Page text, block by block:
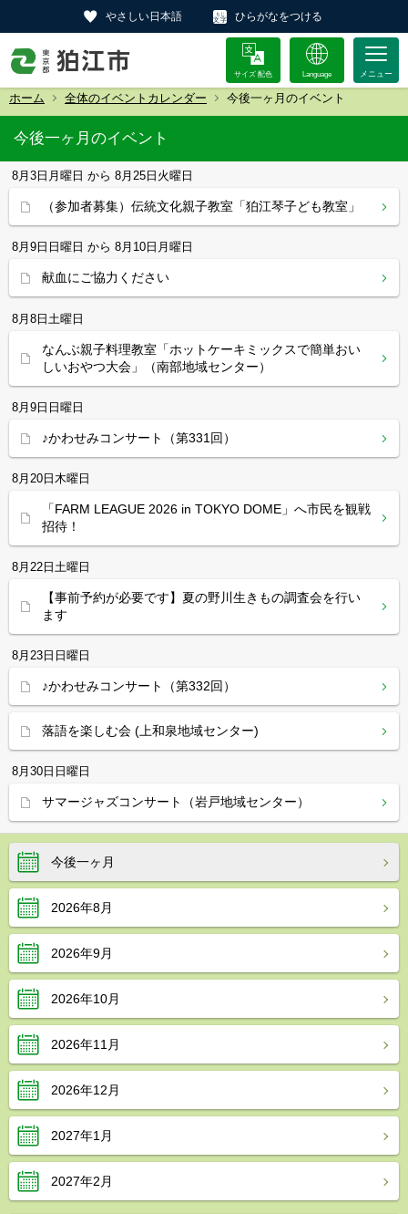
やさしい日本語 ひらがなをつける
サイズ 配色 Language
ホーム 全体のイベントカレンダー 今後一ヶ月のイベント
今後一ヶ月
2026年8月
2026年9月
2026年10月
2026年11月
2026年12月
2027年1月
2027年2月
今後一ヶ月のイベント
8月3日 月曜日 から 8月25日 火曜日
（参加者募集）伝統文化親子教室「狛江琴子ども教室」
8月9日 日曜日 から 8月10日 月曜日
献血にご協力ください
8月8日 土曜日
なんぶ親子料理教室「ホットケーキミックスで簡単おい
しいおやつ大会」（南部地域センター）
8月9日 日曜日
♪かわせみコンサート（第331回）
8月20日 木曜日
「FARM LEAGUE 2026 in TOKYO DOME」へ市民を観戦
招待！
8月22日 土曜日
【事前予約が必要です】夏の野川生きもの調査会を行い
ます
8月23日 日曜日
♪かわせみコンサート（第332回）
落語を楽しむ会 (上和泉地域センター)
8月30日 日曜日
サマージャズコンサート（岩戸地域センター）